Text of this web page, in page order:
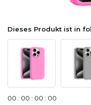
Dieses Produkt ist in
00 : 00 : 00 : 00